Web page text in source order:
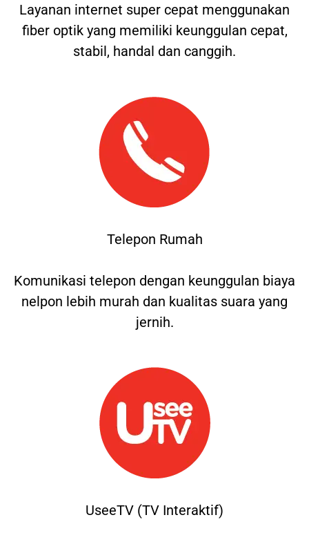
Layanan internet super cepat menggunakan
fiber optik yang memiliki keunggulan cepat,
stabil, handal dan canggih.
Telepon Rumah
Komunikasi telepon dengan keunggulan biaya
nelpon lebih murah dan kualitas suara yang
jernih.
UseeTV (TV Interaktif)